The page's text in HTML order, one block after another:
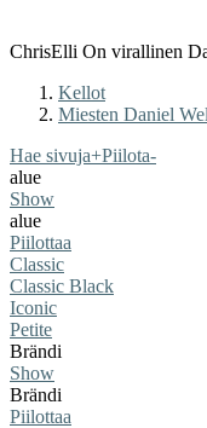
ChrisElli On virallinen
Kellot
Miesten Daniel
Hae sivuja+Piilota-
alue
Show
alue
Piilottaa
Classic
Classic Black
Iconic
Petite
Brändi
Show
Brändi
Piilottaa